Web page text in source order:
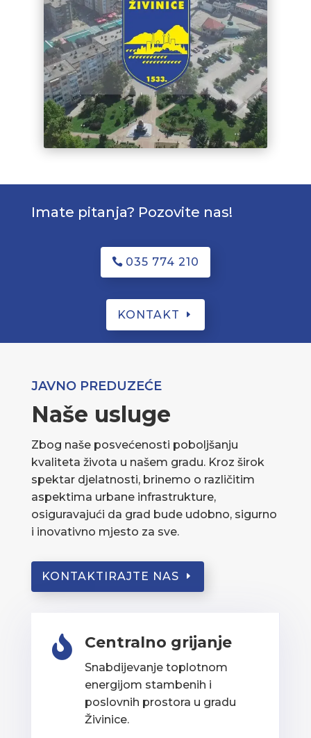
Imate pitanja? Pozovite nas!
035 774 210
KONTAKT
JAVNO PREDUZEĆE
Naše usluge
Zbog naše posvećenosti poboljšanju
kvaliteta života u našem gradu. Kroz širok
spektar djelatnosti, brinemo o različitim
aspektima urbane infrastrukture,
osiguravajući da grad bude udobno, sigurno
i inovativno mjesto za sve.
KONTAKTIRAJTE NAS
 Centralno grijanje
Snabdijevanje toplotnom
energijom stambenih i
poslovnih prostora u gradu
Živinice.